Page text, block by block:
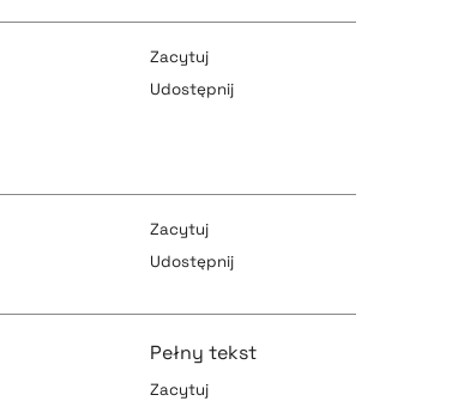
pobierz cytat
Zacytuj
Udostępnij
Zacytuj
Udostępnij
Pełny tekst
Zacytuj